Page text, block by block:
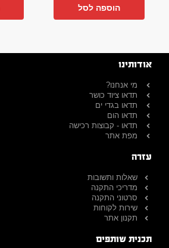
הוספה לסל
אודותינו
מי אנחנו?
תדאו ציוד כושר
תדאו בגדי ים
תדאו הום
תדאו - קבוצות רכישה
מפת אתר
עזרה
שאלות ותשובות
מדריכי התקנה
סרטוני התקנה
שירות לקוחות
תקנון אתר
תכנית שותפים